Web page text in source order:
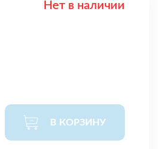
Нет в наличии
В КОРЗИНУ